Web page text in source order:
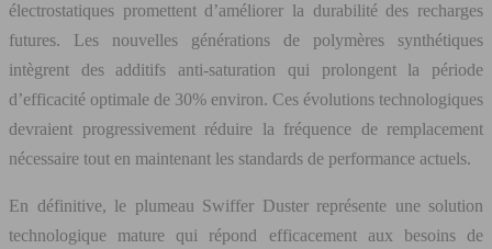
électrostatiques promettent d’améliorer la durabilité des recharges
futures. Les nouvelles générations de polymères synthétiques
intègrent des additifs anti-saturation qui prolongent la période
d’efficacité optimale de 30% environ. Ces évolutions technologiques
devraient progressivement réduire la fréquence de remplacement
nécessaire tout en maintenant les standards de performance actuels.
En définitive, le plumeau Swiffer Duster représente une solution
technologique mature qui répond efficacement aux besoins de